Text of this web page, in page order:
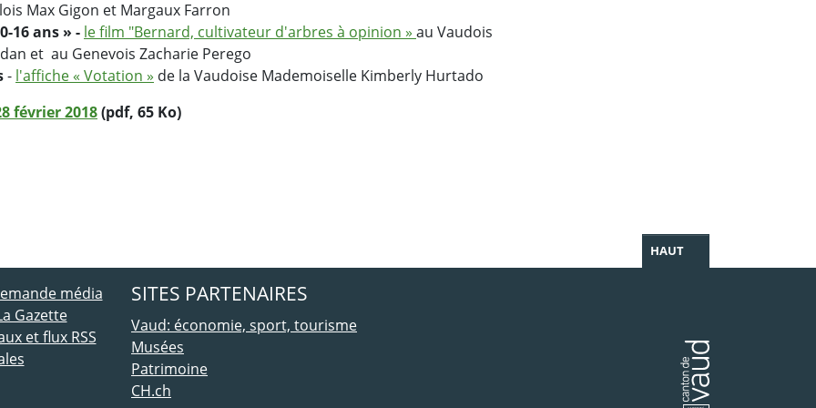
Max Gigon et Margaux Farron
16 ans » - le film "Bernard, cultivateur d'arbres à opinion » au Vaudois
et au Genevois Zacharie Perego
- l'affiche « Votation » de la Vaudoise Mademoiselle Kimberly Hurtado
février 2018(pdf, 65 Ko)
HAUT
média
Gazette
et flux RSS
SITES PARTENAIRES
Vaud: économie, sport, tourisme
Musées
Patrimoine
CH.ch